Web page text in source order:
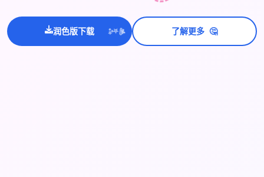
润色版下载 ✨⭐💫 了解更多 🤔